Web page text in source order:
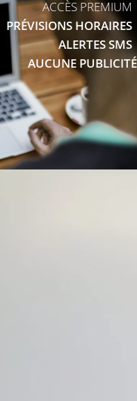
ACCÈS PREMIUM
PRÉVISIONS HORAIRES
ALERTES SMS
AUCUNE PUBLICITÉ